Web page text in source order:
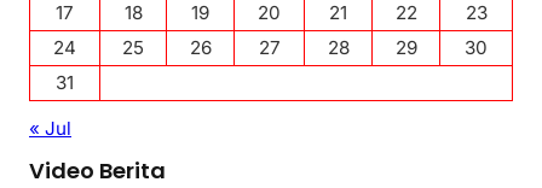
17
18 19 20 21 22
23
24
25 26 27 28 29
30
31
« Jul
Video Berita